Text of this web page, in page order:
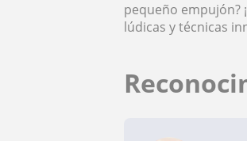
pequeño empujón?
lúdicas y técnicas